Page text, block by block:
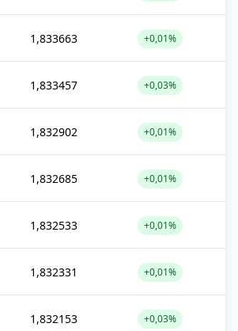
1,833663 +0,01%
1,833457 +0,03%
1,832902 +0,01%
1,832685 +0,01%
1,832533 +0,01%
1,832331 +0,01%
1,832153 +0,03%